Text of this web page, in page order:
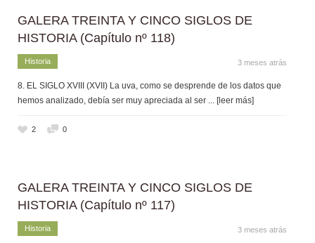
GALERA TREINTA Y CINCO SIGLOS DE
HISTORIA (Capítulo nº 118)
Historia 3 meses atrás
8. EL SIGLO XVIII (XVII) La uva, como se desprende de los datos que
hemos analizado, debía ser muy apreciada al ser ... [leer más]
2 0
GALERA TREINTA Y CINCO SIGLOS DE
HISTORIA (Capítulo nº 117)
Historia 3 meses atrás